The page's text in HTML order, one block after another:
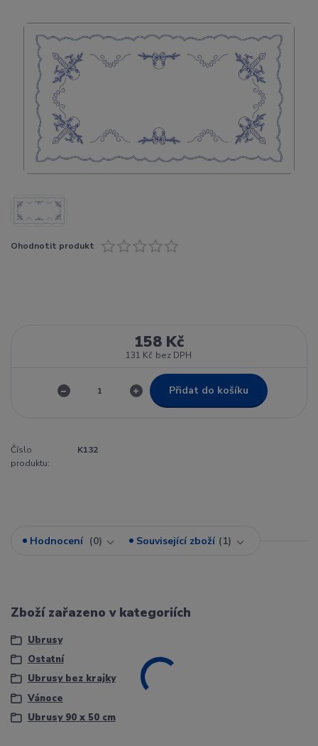
Ohodnotit produkt
158 Kč
131 Kč bez DPH
Přidat do košíku
Číslo
produktu:
K132
Hodnocení 0 Související zboží 1
Zboží zařazeno v kategoriích
Ubrusy
Ostatní
Ubrusy bez krajky
Vánoce
Ubrusy 90 x 50 cm